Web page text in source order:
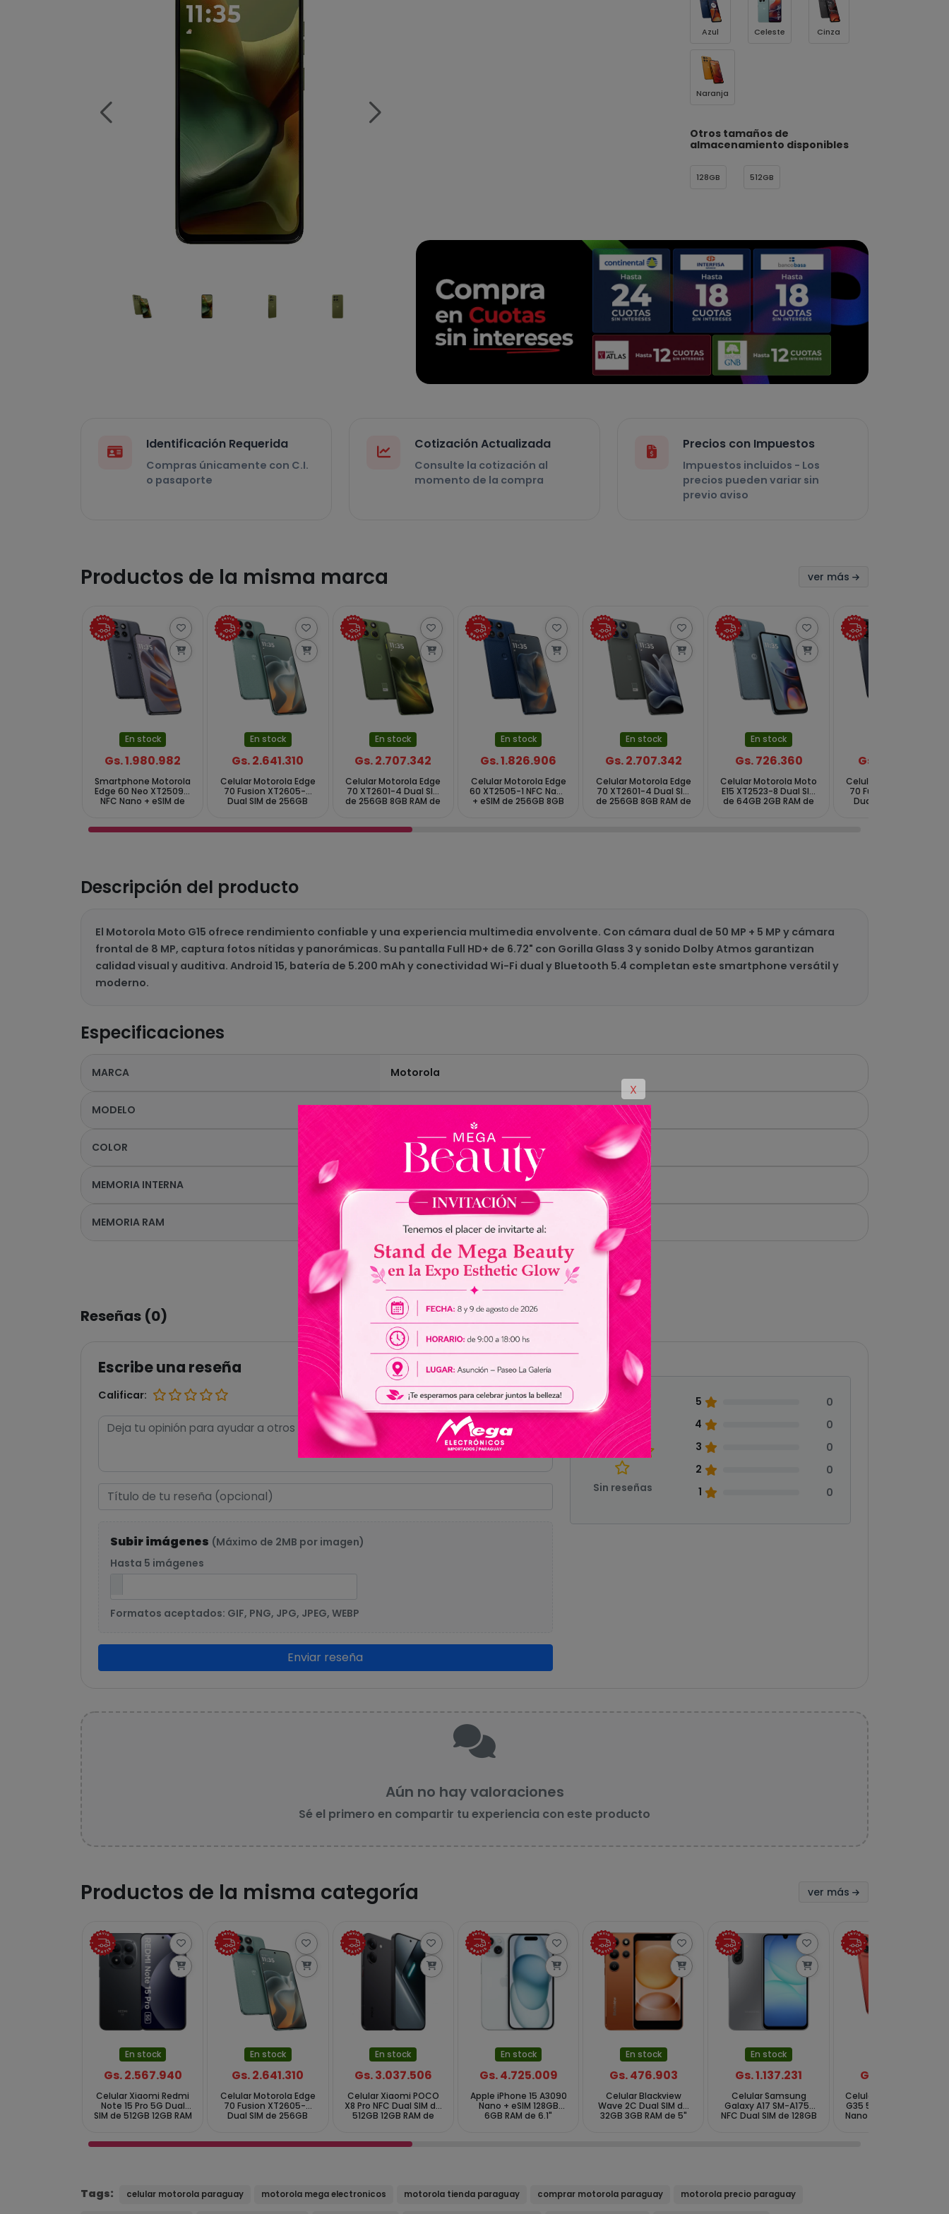
Azul Celeste Cinza
Naranja
Otros tamaños de
almacenamiento disponibles
128GB 512GB
Identificación Requerida
Compras únicamente con C.I.
o pasaporte
Cotización Actualizada
Consulte la cotización al
momento de la compra
Precios con Impuestos
Impuestos incluidos - Los
precios pueden variar sin
previo aviso
Productos de la misma marca ver más
En stock
Gs. 1.980.982
Smartphone Motorola
Edge 60 Neo XT2509-1
NFC Nano + eSIM de
- Pantone Grisaille
En stock
Gs. 2.641.310
Celular Motorola Edge
70 Fusion XT2605-4
Dual SIM de 256GB
Pantone Blue Surf
En stock
Gs. 2.707.342
Celular Motorola Edge
70 XT2601-4 Dual SIM
de 256GB 8GB RAM de
En stock
Gs. 1.826.906
Celular Motorola Edge
60 XT2505-1 NFC Nano
+ eSIM de 256GB 8GB
En stock
Gs. 2.707.342
Celular Motorola Edge
70 XT2601-4 Dual SIM
de 256GB 8GB RAM de
En stock
Gs. 726.360
Celular Motorola Moto
E15 XT2523-8 Dual SIM
de 64GB 2GB RAM de
Gs. 2.641.310
Celular Motorola Edge
70 Fusion XT2605-4
Dual SIM de 256GB
Descripción del producto
El Motorola Moto G15 ofrece rendimiento confiable y una experiencia multimedia envolvente. Con cámara dual de 50 MP + 5 MP y cámara
frontal de 8 MP, captura fotos nítidas y panorámicas. Su pantalla Full HD+ de 6.72" con Gorilla Glass 3 y sonido Dolby Atmos garantizan
calidad visual y auditiva. Android 15, batería de 5.200 mAh y conectividad Wi-Fi dual y Bluetooth 5.4 completan este smartphone versátil y
moderno.
Especificaciones
MARCA Motorola
MODELO Moto G15 XT2521-2
COLOR Verde
MEMORIA INTERNA
MEMORIA RAM 4GB + 8GB de Memoria Virtual (Opcional)
Ver todas las especificaciones
Reseñas (0)
Escribe una reseña
Calificar:
Subir imágenes (Máximo de 2MB por imagen)
Hasta 5 imágenes
Formatos aceptados: GIF, PNG, JPG, JPEG, WEBP
Enviar reseña
0.0
Sin reseñas
5
0
4
0
3
0
2
0
1
0
Aún no hay valoraciones
Sé el primero en compartir tu experiencia con este producto
Productos de la misma categoría ver más
En stock
Gs. 2.567.940
Celular Xiaomi Redmi
Note 15 Pro 5G Dual
SIM de 512GB 12GB RAM
En stock
Gs. 2.641.310
Celular Motorola Edge
70 Fusion XT2605-4
Dual SIM de 256GB
Pantone Blue Surf
En stock
Gs. 3.037.506
Celular Xiaomi POCO
X8 Pro NFC Dual SIM de
512GB 12GB RAM de
En stock
Gs. 4.725.009
Apple iPhone 15 A3090
Nano + eSIM 128GB
6GB RAM de 6.1"
En stock
Gs. 476.903
Celular Blackview
Wave 2C Dual SIM de
32GB 3GB RAM de 5"
En stock
Gs. 1.137.231
Celular Samsung
Galaxy A17 SM-A175F
NFC Dual SIM de 128GB
Gs. 1.181.252
Celular Motorola Moto
G35 5G XT2433-2 NFC
Nano + eSIM de 256GB
Tags: celular motorola paraguay motorola mega electronicos motorola tienda paraguay comprar motorola paraguay motorola precio paraguay
X